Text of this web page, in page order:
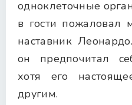
одноклеточные
в гости пожаловал
наставник
он предпочитал
хотя его
другим.